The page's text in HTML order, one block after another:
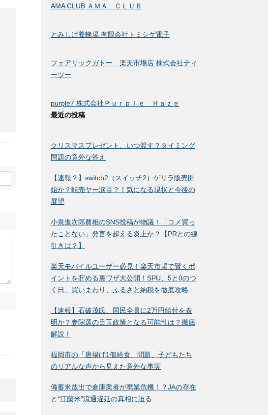
AMA CLUB ＡＭＡ ＣＬＵＢ
とみしげ養蜂場 有限会社トミシゲ電子
フェアリックガトー 楽天市場店 株式会社ティ
ーツー
purple7 株式会社Ｐｕｒｐｌｅ Ｈａｚｅ
最近の投稿
クリスマスプレゼント、いつ渡す？タイミング
問題の意外な答え
【速報？】switch2（スイッチ2）ゲリラ販売開
始か？転売ヤー涙目？！気になる現状と今後の
展望
小泉進次郎農相のSNS投稿が物議！「コメ買っ
たことない」発言を超える炎上か？【PRとの線
引きは？】
楽天モバイルユーザー必見！楽天市場で賢くポ
イントを貯める裏ワザ大公開！SPU、5と0のつ
く日、買いまわり、ふるさと納税を徹底攻略
【速報】石破茂氏、国民全員に2万円給付を表
明か？参院選の目玉政策となる可能性は？徹底
解説！
福岡市の「唐揚げ1個給食」問題、子どもたち
のリアルな声から見えた意外な事実
備蓄米放出で倉庫業者が廃業危機！？JAの存在
と“江藤米”流通遅延の真相に迫る